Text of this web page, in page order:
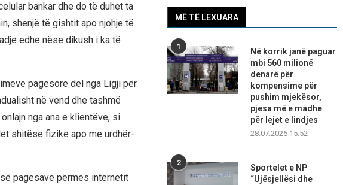
bankar dhe do të duhet ta
shenjë të gishtit apo njohje të
edhe nëse dikush i ka të
pagesore del nga Ligji për
në vend dhe tashmë
nga ana e klientëve, si
shitëse fizike apo me urdhër-
pagesave përmes internetit
MË TË LEXUARA
1
Në korrik janë paguar
mbi 560 milionë
denarë për
kompensime për
pushim mjekësor,
pjesa më e madhe
për lejet e lindjes
28.07.2026 15:52
2
Sportelet e NP
“Ujësjellësi dhe